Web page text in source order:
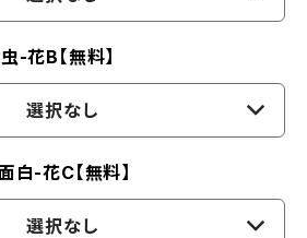
花B【無料】
選択なし
-花C【無料】
選択なし